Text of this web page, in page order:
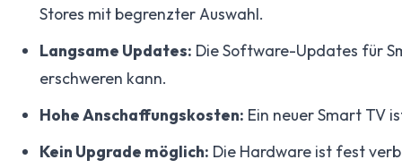
Stores mit begrenzter Auswahl.
Langsame Updates: Die Software-Updates für
erschweren kann.
Hohe Anschaffungskosten: Ein neuer Smart TV
Kein Upgrade möglich: Die Hardware ist fest